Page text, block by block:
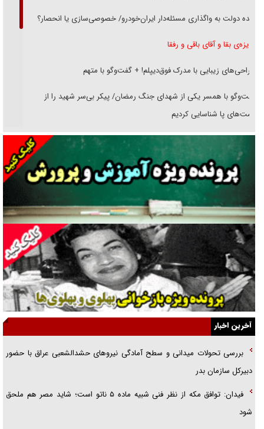
دنده دولت به واگذاری مسئله‌دار ایران‌خودرو/ خصوصی‌سازی یا انحصار؟
غریزه‌ی بقا و آقای باقی و رفقا
جراحی‌های زیبایی با مدرک فوق‌دیپلم! + گفت‌وگو با متهم
گفت‌وگو با همسر یکی از شهدای جنگ رمضان/ پیکر بی‌سر شهید را از
انگشت‌های پا شناسایی کردیم
نسلی که آنلاین الگو می‌گیرد
گفت‌وگو با آیت‌الله جاودان/ جفای مخالفان مکانت معنوی رهبر شهید را
ارتقا می‌داد
راننده مست به قانون می‌خندد
همه آقای دوربینی شده‌ایم!
قصه ناتمام سرویس مدارس
آیا مقاومت فلسطین خلع‌سلاح می‌شود؟
الگوی وحدت‌آفرین در ادراک سیاست خارجی
گفتگوی دکتر اخوان مدیرمسئول روزنامه جوان با برنامه تلویزیونی «نبرد
هرمز»
فریاد‌ها و ناله‌های دوستان مبارزدلم را آتش می‌زد
آخرین اخبار
بررسی تحولات میدانی و سطح آمادگی نیرو‌های حشدالشعبی عراق با حضور
دبیرکل سازمان بدر
فیدان: توافق مکه از نظر فنی شبیه ماده ۵ ناتو است؛ شاید مصر هم ملحق
شود